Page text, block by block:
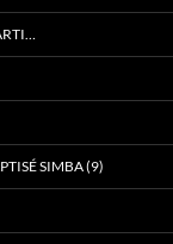
SIMBA (9)